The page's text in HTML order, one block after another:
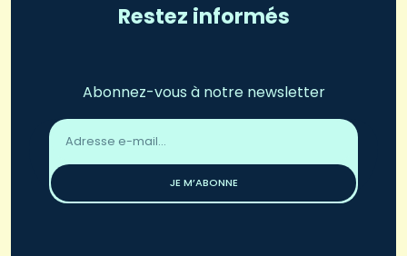
Restez informés
Abonnez-vous à notre newsletter
Adresse
email
JE M’ABONNE